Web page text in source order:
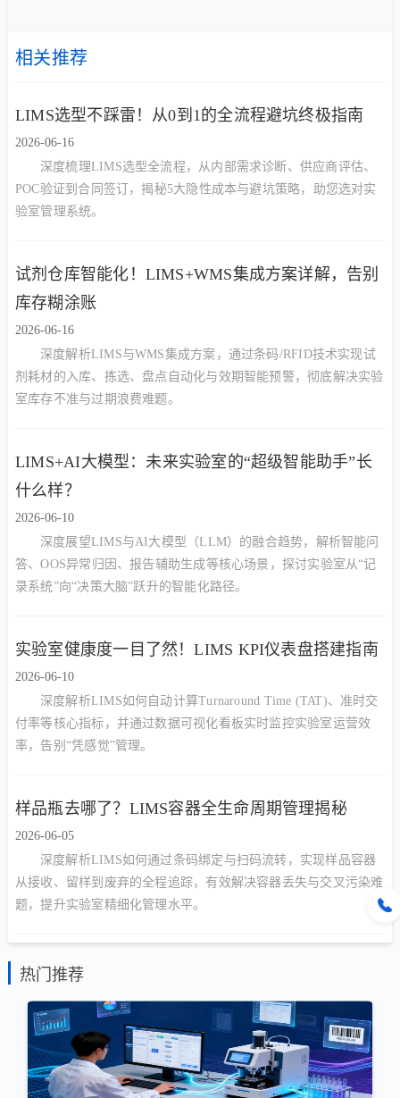
相关推荐
LIMS选型不踩雷！从0到1的全流程避坑终极指南
2026-06-16
深度梳理LIMS选型全流程，从内部需求诊断、供应商评估、
POC验证到合同签订，揭秘5大隐性成本与避坑策略，助您选对实
验室管理系统。
试剂仓库智能化！LIMS+WMS集成方案详解，告别
库存糊涂账
2026-06-16
深度解析LIMS与WMS集成方案，通过条码/RFID技术实现试
剂耗材的入库、拣选、盘点自动化与效期智能预警，彻底解决实验
室库存不准与过期浪费难题。
LIMS+AI大模型：未来实验室的“超级智能助手”长
什么样？
2026-06-10
深度展望LIMS与AI大模型（LLM）的融合趋势，解析智能问
答、OOS异常归因、报告辅助生成等核心场景，探讨实验室从“记
录系统”向“决策大脑”跃升的智能化路径。
实验室健康度一目了然！LIMS KPI仪表盘搭建指南
2026-06-10
深度解析LIMS如何自动计算Turnaround Time (TAT)、准时交
付率等核心指标，并通过数据可视化看板实时监控实验室运营效
率，告别“凭感觉”管理。
样品瓶去哪了？LIMS容器全生命周期管理揭秘
2026-06-05
深度解析LIMS如何通过条码绑定与扫码流转，实现样品容器
从接收、留样到废弃的全程追踪，有效解决容器丢失与交叉污染难
题，提升实验室精细化管理水平。
热门推荐